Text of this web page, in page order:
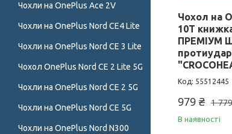
Чохол на
10T
ПРЕМІУМ
55512445
1
979 ₴
В наявності
Чохли на OnePlus Ace 2V
Чохли на OnePlus Nord CE4 Lite
Чохли на OnePlus Nord CE 3 Lite
Чохол OnePlus Nord CE 2 Lite 5G
Чохли на OnePlus Nord CE 2 5G
Чохли на OnePlus Nord CE 5G
Чохли на OnePlus Nord N300